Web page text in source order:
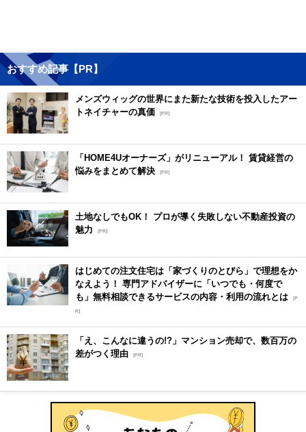
おすすめ記事【PR】
メンズウィッグの世界にまた新たな技術を投入したアー
トネイチャーの真価 [PR]
「HOME4Uオーナーズ」がリニューアル！ 賃貸経営の
悩みをまとめて解決 [PR]
土地なしでもOK！ プロが導く失敗しない不動産投資の
魅力
[PR]
はじめての注文住宅は「家づくりのとびら」で理想をか
なえよう！ 専門アドバイザーに「いつでも・何度で
も」無料相談できるサービスの内容・利用の流れとは [P
R]
「え、こんなに違うの!?」マンション売却で、数百万の
差がつく理由 [PR]